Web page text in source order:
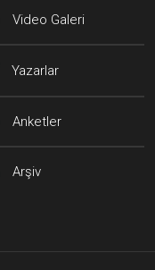
Video Galeri
Yazarlar
Anketler
Arşiv